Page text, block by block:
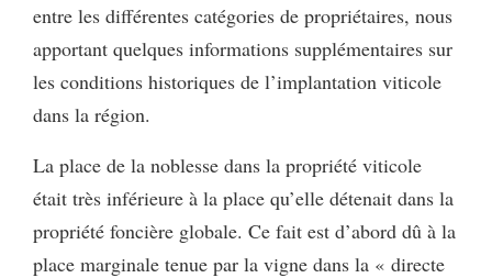
entre les différentes catégories de propriétaires, nous
apportant quelques informations supplémentaires sur
les conditions historiques de l’implantation viticole
dans la région.
La place de la noblesse dans la propriété viticole
était très inférieure à la place qu’elle détenait dans la
propriété foncière globale. Ce fait est d’abord dû à la
place marginale tenue par la vigne dans la « directe